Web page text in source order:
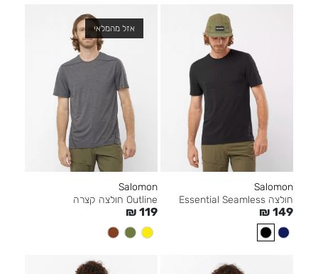
Salomon
חולצה Essential Seamless
₪ 149
אזל מהמלאי
Salomon
Outline חולצה קצרה
₪ 119